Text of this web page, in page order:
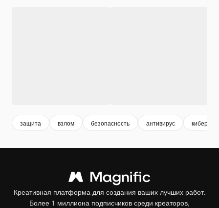
защита взлом безопасность антивирус
Креативная платформа для создания ваших лучших работ.
Более 1 миллиона подписчиков среди креаторов,